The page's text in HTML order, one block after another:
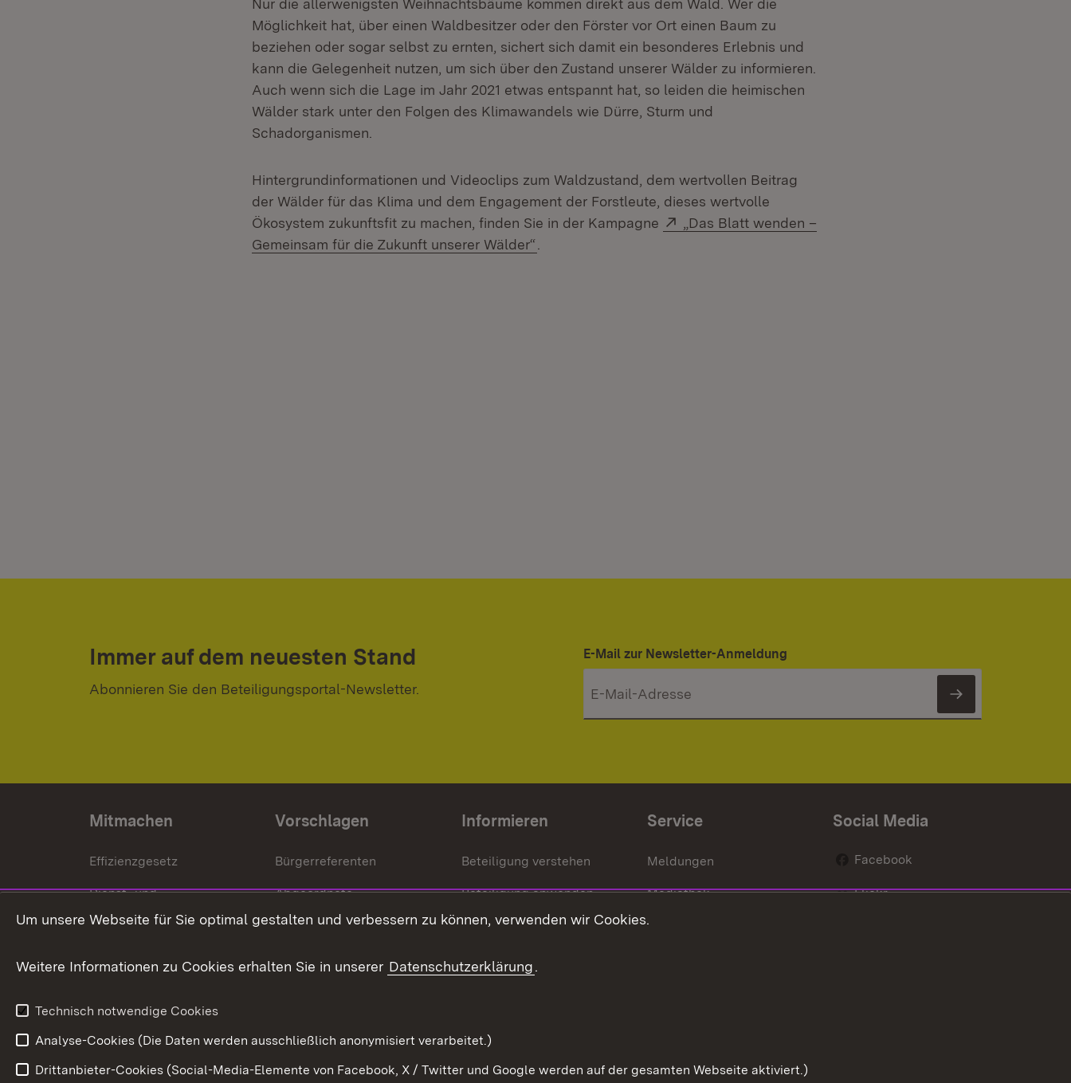
Möglichkeit hat, über einen Waldbesitzer oder den Förster vor Ort einen Baum zu
beziehen oder sogar selbst zu ernten, sichert sich damit ein besonderes Erlebnis und
kann die Gelegenheit nutzen, um sich über den Zustand unserer Wälder zu informieren.
Auch wenn sich die Lage im Jahr 2021 etwas entspannt hat, so leiden die heimischen
Wälder stark unter den Folgen des Klimawandels wie Dürre, Sturm und
Schadorganismen.
Hintergrundinformationen und Videoclips zum Waldzustand, dem wertvollen Beitrag
der Wälder für das Klima und dem Engagement der Forstleute, dieses wertvolle
Ökosystem zukunftsfit zu machen, finden Sie in der Kampagne
Extern:
„Das Blatt wenden –
Gemeinsam für die Zukunft unserer Wälder“
Immer auf dem neuesten Stand
Abonnieren Sie den Beteiligungsportal-Newsletter.
E-Mail zur Newsletter-Anmeldung
Newsletter
Mitmachen
Effizienzgesetz
Dienst- und
Versorgungsbezüge
Weitere
Vorschlagen
Bürgerreferenten
Abgeordnete
Bürgerbeauftragte
Informieren
Beteiligung verstehen
Beteiligung anwenden
Beteiligung stärken
Service
Meldungen
Mediathek
Publikationen
Social Media
Facebook
Flickr
Um unsere Webseite für Sie optimal gestalten und verbessern zu können, verwenden wir Cookies.
Weitere Informationen zu Cookies erhalten Sie in unserer Datenschutzerklärung.
Technisch notwendige Cookies
Analyse-Cookies (Die Daten werden ausschließlich anonymisiert verarbeitet.)
Drittanbieter-Cookies (Social-Media-Elemente von Facebook, X / Twitter und Google werden auf der gesamten Webseite aktiviert.)